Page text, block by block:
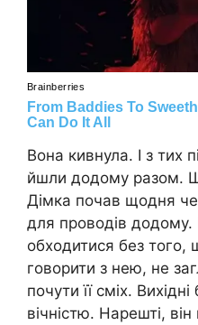
Вона кивнула. І з тих
йшли додому разом.
Дімка почав щодня
для проводів додому.
обходитися без
говорити з нею, не
почути її сміх.
вічністю. Нарешті,